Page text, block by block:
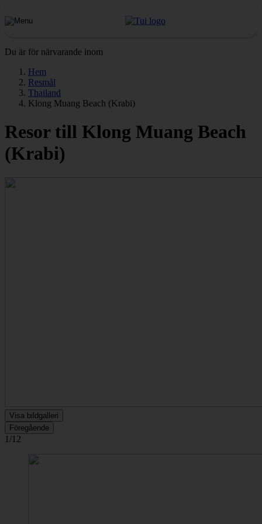
Du är för närvarande inom
Hem
Resmål
Thailand
Klong Muang Beach (Krabi)
Resor till Klong Muang Beach
(Krabi)
Visa bildgalleri
Föregående
1/12